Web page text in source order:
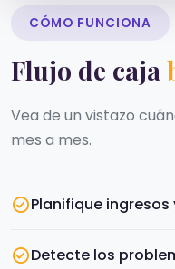
CÓMO FUNCIONA
Flujo de caja
Vea de un vistazo
mes a mes.
Planifique
Detecte los